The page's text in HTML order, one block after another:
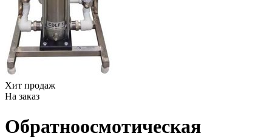
Хит продаж
На заказ
Обратноосмотическая